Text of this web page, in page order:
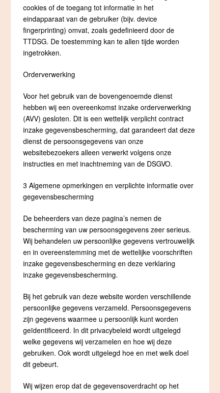
cookies of de toegang tot informatie in het
eindapparaat van de gebruiker (bijv. device
fingerprinting) omvat, zoals gedefinieerd door de
TTDSG. De toestemming kan te allen tijde worden
ingetrokken.
Orderverwerking
Voor het gebruik van de bovengenoemde dienst
hebben wij een overeenkomst inzake orderverwerking
(AVV) gesloten. Dit is een wettelijk verplicht contract
inzake gegevensbescherming, dat garandeert dat deze
dienst de persoonsgegevens van onze
websitebezoekers alleen verwerkt volgens onze
instructies en met inachtneming van de DSGVO.
3 Algemene opmerkingen en verplichte informatie over
gegevensbescherming
De beheerders van deze pagina’s nemen de
bescherming van uw persoonsgegevens zeer serieus.
Wij behandelen uw persoonlijke gegevens vertrouwelijk
en in overeenstemming met de wettelijke voorschriften
inzake gegevensbescherming en deze verklaring
inzake gegevensbescherming.
Bij het gebruik van deze website worden verschillende
persoonlijke gegevens verzameld. Persoonsgegevens
zijn gegevens waarmee u persoonlijk kunt worden
geïdentificeerd. In dit privacybeleid wordt uitgelegd
welke gegevens wij verzamelen en hoe wij deze
gebruiken. Ook wordt uitgelegd hoe en met welk doel
dit gebeurt.
Wij wijzen erop dat de gegevensoverdracht op het